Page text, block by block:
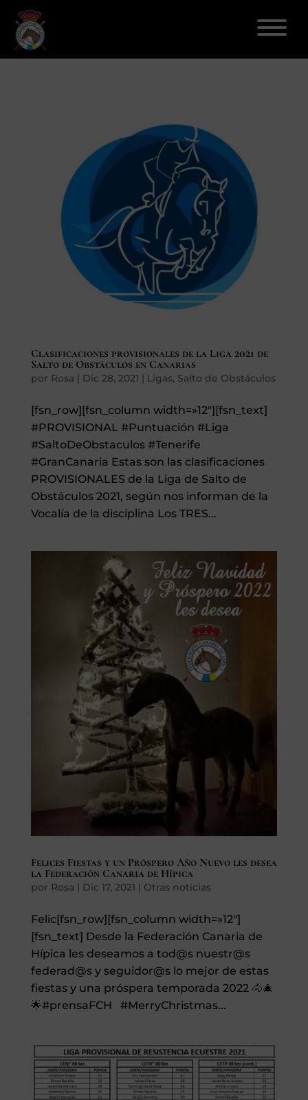
LICENCIAS
DISCIPLINAS
CLUBES
ENSEÑANZA
CALENDARIO
928 366 908//
mcarmensecretaria@federacioncanariadehipica.com
administracion@federacioncanariadehipica.com
922 256 601
Clasificaciones provisionales de la Liga 2021 de
Salto de Obstáculos en Canarias
por Rosa | Dic 28, 2021 | Ligas, Salto de Obstáculos
[fsn_row][fsn_column width=»12″][fsn_text]
#PROVISIONAL #Puntuación #Liga
#SaltoDeObstaculos #Tenerife
#GranCanaria Estas son las clasificaciones
PROVISIONALES de la Liga de Salto de
Obstáculos 2021, según nos informan de la
Vocalía de la disciplina Los TRES...
Felices Fiestas y un Próspero Año Nuevo les desea
la Federación Canaria de Hípica
por Rosa | Dic 17, 2021 | Otras noticias
Felic[fsn_row][fsn_column width=»12″]
[fsn_text] Desde la Federación Canaria de
Hípica les deseamos a tod@s nuestr@s
federad@s y seguidor@s lo mejor de estas
fiestas y una próspera temporada 2022 🐴🎄
🌟#prensaFCH #MerryChristmas...